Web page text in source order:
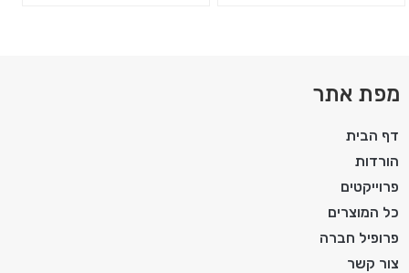
מפת אתר
דף הבית
הורדות
פרוייקטים
כל המוצרים
פרופיל חברה
צור קשר